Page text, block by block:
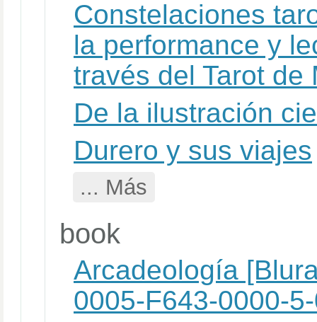
Constelaciones
la performance y
través del Tarot de
De la ilustración
Durero y sus viajes
... Más
book
Arcadeología
0005-F643-0000-